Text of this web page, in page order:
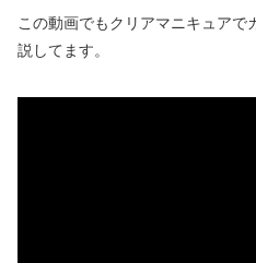
この動画でもクリアマニキュア
説してます。